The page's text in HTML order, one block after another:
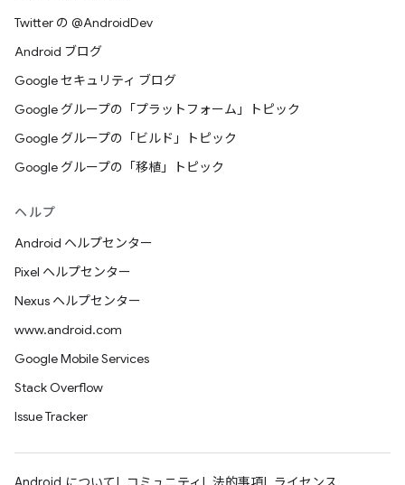
Twitter の @AndroidDev
Android ブログ
Google セキュリティ ブログ
Google グループの「プラットフォーム」トピック
Google グループの「ビルド」トピック
Google グループの「移植」トピック
ヘルプ
Android ヘルプセンター
Pixel ヘルプセンター
Nexus ヘルプセンター
www.android.com
Google Mobile Services
Stack Overflow
Issue Tracker